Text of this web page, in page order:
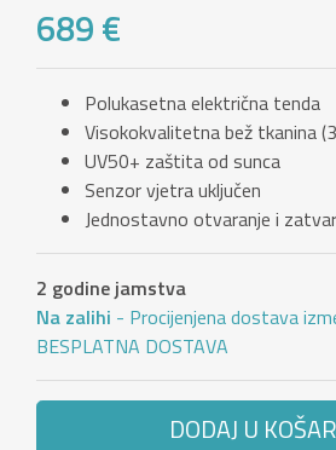
689 €
Polukasetna električna tenda
Visokokvalitetna bež tkanina
UV50+ zaštita od sunca
Senzor vjetra uključen
Jednostavno otvaranje i
2 godine jamstva
Na zalihi - Procijenjena dostava
BESPLATNA DOSTAVA
DODAJ U